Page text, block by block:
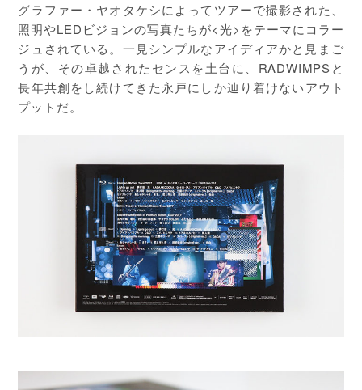
グラファー・ヤオタケシによってツアーで撮影された、
照明やLEDビジョンの写真たちが<光>をテーマにコラー
ジュされている。一見シンプルなアイディアかと見まご
うが、その卓越されたセンスを土台に、RADWIMPSと
長年共創をし続けてきた永戸にしか辿り着けないアウト
プットだ。